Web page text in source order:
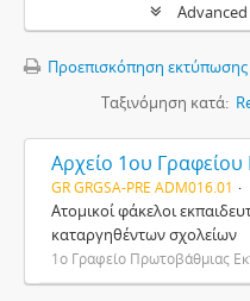
Προεπισκόπηση εκτύπωσης
Ταξινόμηση κατά:
GR GRGSA-PRE ADM016.01
Ατομικοί φάκελοι
καταργηθέντων σχολείων
1ο Γραφείο Πρωτοβάθμιας